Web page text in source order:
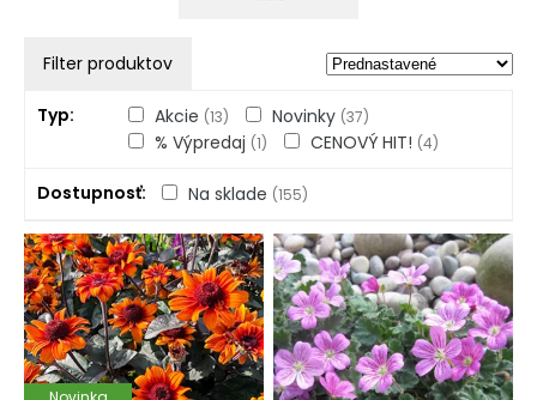
Filter produktov
Typ Akcie (13) Novinky (37)
% Výpredaj (1) CENOVÝ HIT! (4)
Dostupnosť Na sklade (155)